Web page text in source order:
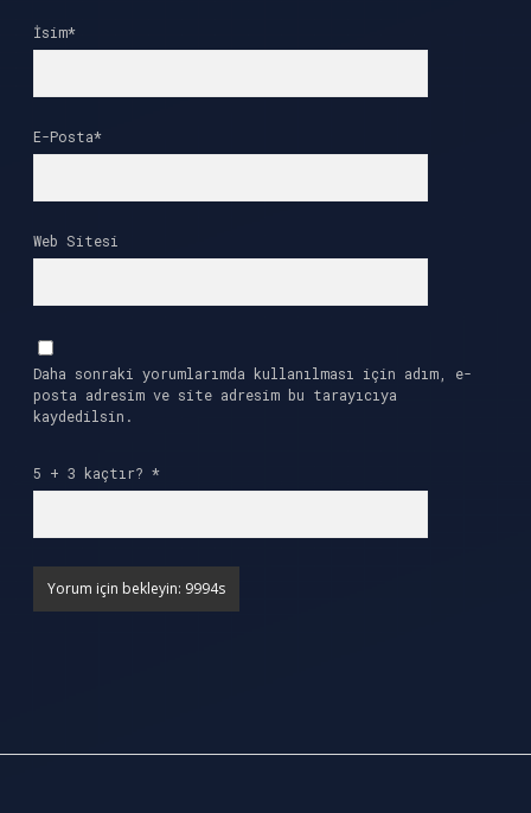
İsim*
E-Posta*
Web Sitesi
Daha sonraki yorumlarımda kullanılması için adım, e-
posta adresim ve site adresim bu tarayıcıya
kaydedilsin.
5 + 3 kaçtır? *